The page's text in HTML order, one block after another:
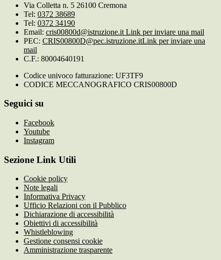
Via Colletta n. 5 26100 Cremona
Tel: 0372 38689
Tel: 0372 34190
Email: cris00800d@istruzione.it Link per inviare una mail
PEC: CRIS00800D@pec.istruzione.itLink per inviare una
mail
C.F.: 80004640191
Codice univoco fatturazione: UF3TF9
CODICE MECCANOGRAFICO CRIS00800D
Seguici su
Facebook
Youtube
Instagram
Sezione Link Utili
Cookie policy
Note legali
Informativa Privacy
Ufficio Relazioni con il Pubblico
Dichiarazione di accessibilità
Obiettivi di accessibilità
Whistleblowing
Gestione consensi cookie
Amministrazione trasparente